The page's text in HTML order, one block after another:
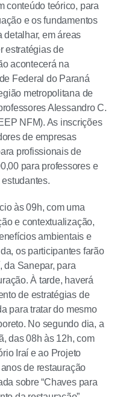
conteúdo teórico, para
e os fundamentos
detalhar, em áreas
estratégias de
acontecerá na
Federal do Paraná
metropolitana de
Alessandro C.
NFM). As inscrições
de empresas
profissionais de
para professores e
às 09h, com uma
e contextualização,
ambientais e
os participantes farão
da Sanepar, para
À tarde, haverá
de estratégias de
para tratar do mesmo
No segundo dia, a
das 08h às 12h, com
Iraí e ao Projeto
de restauração
sobre “Chaves para